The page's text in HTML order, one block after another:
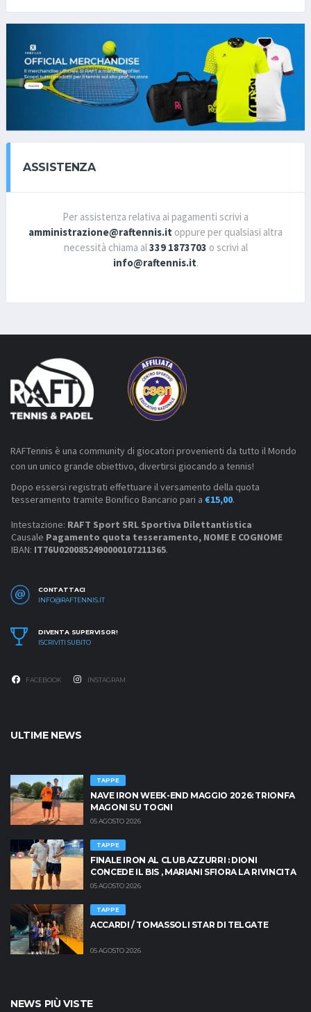
ASSISTENZA
Per assistenza relativa ai pagamenti scrivi a
amministrazione@raftennis.it oppure per qualsiasi altra
necessità chiama al339 1873703 o scrivi al
info@raftennis.it.
RAFTennis è una community di giocatori provenienti da tutto il Mondo
con un unico grande obiettivo, divertirsi giocando a tennis!
Dopo essersi registrati effettuare il versamento della quota
tesseramento tramite Bonifico Bancario pari a €15,00.
Intestazione: RAFT Sport SRL Sportiva Dilettantistica
Causale Pagamento quota tesseramento, NOME E COGNOME
IBAN: IT76U0200852490000107211365.
CONTATTACI
INFO@RAFTENNIS.IT
DIVENTA SUPERVISOR!
ISCRIVITI SUBITO
FACEBOOK INSTAGRAM
ULTIME NEWS
TAPPE
NAVE IRON WEEK-END MAGGIO 2026: TRIONFA
MAGONI SU TOGNI
05 AGOSTO 2026
TAPPE
FINALE IRON AL CLUB AZZURRI : DIONI
CONCEDE IL BIS , MARIANI SFIORA LA RIVINCITA
05 AGOSTO 2026
TAPPE
ACCARDI / TOMASSOLI STAR DI TELGATE
05 AGOSTO 2026
NEWS PIÙ VISTE